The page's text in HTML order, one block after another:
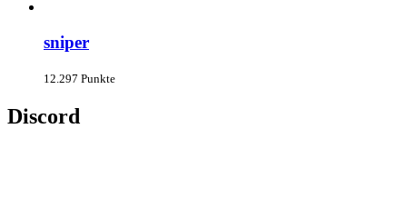
sniper
12.297 Punkte
Discord